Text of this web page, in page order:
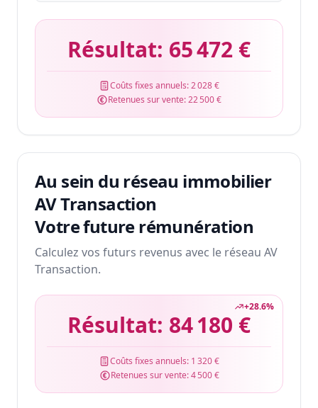
Résultat: 65 472 €
Coûts fixes annuels:2 028 €
Retenues sur vente:22 500 €
Au sein du réseau immobilier
AV Transaction
Votre future rémunération
Calculez vos futurs revenus avec le réseau AV
Transaction.
+28.6%
Résultat: 84 180 €
Coûts fixes annuels: 1 320 €
Retenues sur vente:4 500 €